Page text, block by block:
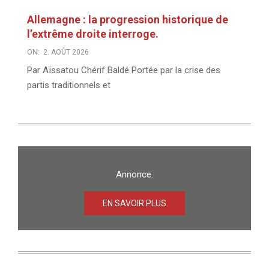
Allemagne : la progression historique de
l’extrême droite interroge.
ON: 2. AOÛT 2026
Par Aïssatou Chérif Baldé Portée par la crise des
partis traditionnels et
Annonce:
EN SAVOIR PLUS